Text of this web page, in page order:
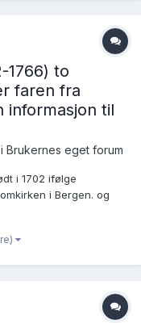
1766) to
faren fra
informasjon til
Brukernes eget forum
i 1702 ifølge
i Bergen. og
i Domkirken eller i